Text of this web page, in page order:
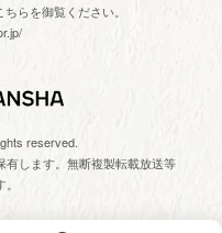
らを御覧ください。
reserved.
有します。無断複製転載放送等